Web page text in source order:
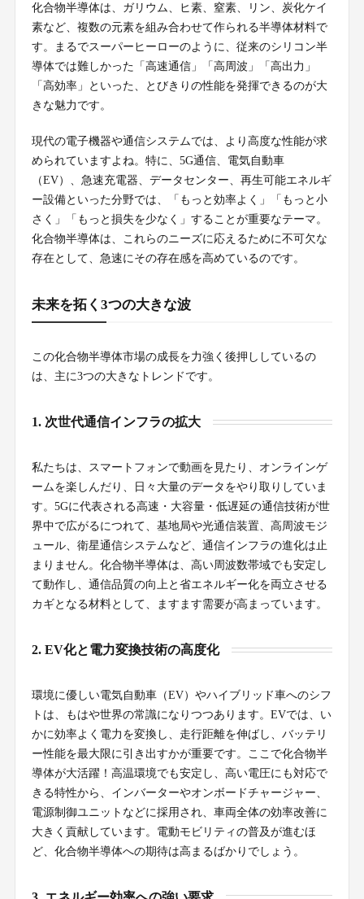
化合物半導体は、ガリウム、ヒ素、窒素、リン、炭化ケイ
素など、複数の元素を組み合わせて作られる半導体材料で
す。まるでスーパーヒーローのように、従来のシリコン半
導体では難しかった「高速通信」「高周波」「高出力」
「高効率」といった、とびきりの性能を発揮できるのが大
きな魅力です。
現代の電子機器や通信システムでは、より高度な性能が求
められていますよね。特に、5G通信、電気自動車
（EV）、急速充電器、データセンター、再生可能エネルギ
ー設備といった分野では、「もっと効率よく」「もっと小
さく」「もっと損失を少なく」することが重要なテーマ。
化合物半導体は、これらのニーズに応えるために不可欠な
存在として、急速にその存在感を高めているのです。
未来を拓く3つの大きな波
この化合物半導体市場の成長を力強く後押ししているの
は、主に3つの大きなトレンドです。
1. 次世代通信インフラの拡大
私たちは、スマートフォンで動画を見たり、オンラインゲ
ームを楽しんだり、日々大量のデータをやり取りしていま
す。5Gに代表される高速・大容量・低遅延の通信技術が世
界中で広がるにつれて、基地局や光通信装置、高周波モジ
ュール、衛星通信システムなど、通信インフラの進化は止
まりません。化合物半導体は、高い周波数帯域でも安定し
て動作し、通信品質の向上と省エネルギー化を両立させる
カギとなる材料として、ますます需要が高まっています。
2. EV化と電力変換技術の高度化
環境に優しい電気自動車（EV）やハイブリッド車へのシフ
トは、もはや世界の常識になりつつあります。EVでは、い
かに効率よく電力を変換し、走行距離を伸ばし、バッテリ
ー性能を最大限に引き出すかが重要です。ここで化合物半
導体が大活躍！高温環境でも安定し、高い電圧にも対応で
きる特性から、インバーターやオンボードチャージャー、
電源制御ユニットなどに採用され、車両全体の効率改善に
大きく貢献しています。電動モビリティの普及が進むほ
ど、化合物半導体への期待は高まるばかりでしょう。